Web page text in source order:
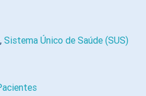
, Sistema Único de Saúde (SUS)